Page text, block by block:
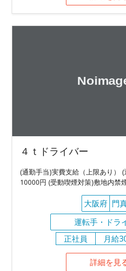
４ｔドライバー
(通勤手当)実費支給（上限あり）
10000円 (受動喫煙対策)敷地内禁
大阪府 門
運転手・ドラ
正社員
月給
詳細を見